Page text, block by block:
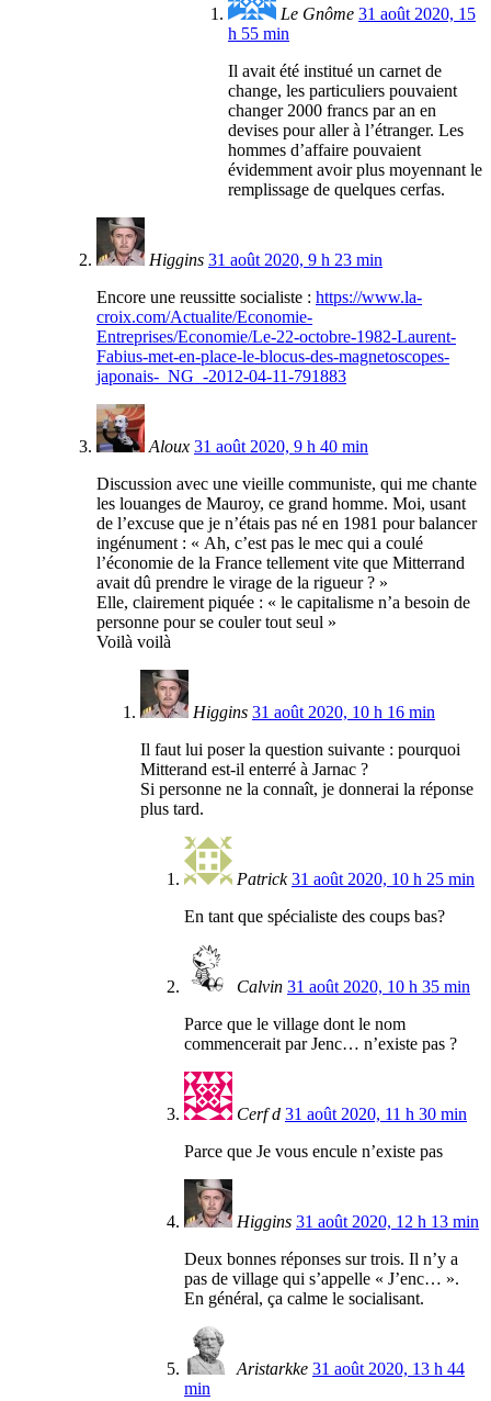
Le Gnôme 31 août 2020, 15
h 55 min
Il avait été institué un carnet de
change, les particuliers pouvaient
changer 2000 francs par an en
devises pour aller à l’étranger. Les
hommes d’affaire pouvaient
évidemment avoir plus moyennant le
remplissage de quelques cerfas.
Higgins 31 août 2020, 9 h 23 min
Encore une reussitte socialiste : https://www.la-
croix.com/Actualite/Economie-
Entreprises/Economie/Le-22-octobre-1982-Laurent-
Fabius-met-en-place-le-blocus-des-magnetoscopes-
japonais-_NG_-2012-04-11-791883
Aloux 31 août 2020, 9 h 40 min
Discussion avec une vieille communiste, qui me chante
les louanges de Mauroy, ce grand homme. Moi, usant
de l’excuse que je n’étais pas né en 1981 pour balancer
ingénument : « Ah, c’est pas le mec qui a coulé
l’économie de la France tellement vite que Mitterrand
avait dû prendre le virage de la rigueur ? »
Elle, clairement piquée : « le capitalisme n’a besoin de
personne pour se couler tout seul »
Voilà voilà
Higgins 31 août 2020, 10 h 16 min
Il faut lui poser la question suivante : pourquoi
Mitterand est-il enterré à Jarnac ?
Si personne ne la connaît, je donnerai la réponse
plus tard.
Patrick 31 août 2020, 10 h 25 min
En tant que spécialiste des coups bas?
Calvin 31 août 2020, 10 h 35 min
Parce que le village dont le nom
commencerait par Jenc… n’existe pas ?
Cerf d 31 août 2020, 11 h 30 min
Parce que Je vous encule n’existe pas
Higgins 31 août 2020, 12 h 13 min
Deux bonnes réponses sur trois. Il n’y a
pas de village qui s’appelle « J’enc… ».
En général, ça calme le socialisant.
Aristarkke 31 août 2020, 13 h 44
min